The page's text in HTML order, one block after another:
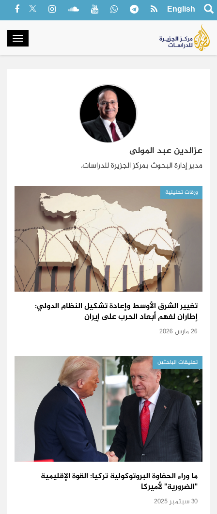
English
عزالدين عبد المولى
مدير إدارة البحوث بمركز الجزيرة للدراسات.
ورقات تحليلية
تغيير الشرق الأوسط وإعادة تشكيل النظام الدولي:
إطاران لفهم أبعاد الحرب على إيران
26 مارس 2026
تعليقات الباحثين
ما وراء الحفاوة البروتوكولية تركيا: القوة الإقليمية
"الضرورية" لأميركا
30 سبتمبر 2025